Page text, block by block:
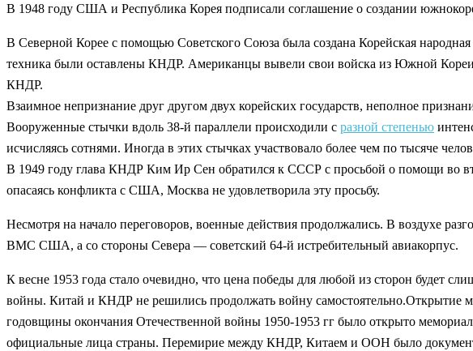
В 1948 году США и Республика Корея подписали соглашение о создании
В Северной Корее с помощью Советского Союза была создана Корейская
техника были оставлены КНДР. Американцы вывели свои войска из Южной Кореи
КНДР.
Взаимное непризнание друг другом двух корейских государств, неполное
Вооруженные стычки вдоль 38-й параллели происходили с разной степенью
исчисляясь сотнями. Иногда в этих стычках участвовало более чем по тысяче
В 1949 году глава КНДР Ким Ир Сен обратился к СССР с просьбой о помощи во
опасаясь конфликта с США, Москва не удовлетворила эту просьбу.
Несмотря на начало переговоров, военные действия продолжались. В воздухе
ВМС США, а со стороны Севера — советский 64-й истребительный авиакорпус.
К весне 1953 года стало очевидно, что цена победы для любой из сторон будет
войны. Китай и КНДР не решились продолжать войну самостоятельно.Открытие
годовщины окончания Отечественной войны 1950-1953 гг было открыто
официальные лица страны. Перемирие между КНДР, Китаем и ООН было